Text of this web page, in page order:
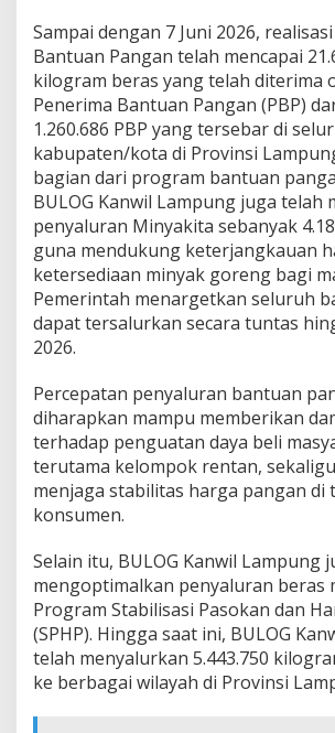
Sampai dengan 7 Juni 2026,
Bantuan Pangan telah mencapai
kilogram beras yang telah diterima
Penerima Bantuan Pangan (PBP)
1.260.686 PBP yang tersebar di
kabupaten/kota di Provinsi
bagian dari program bantuan
BULOG Kanwil Lampung juga telah
penyaluran Minyakita sebanyak
guna mendukung keterjangkauan
ketersediaan minyak goreng bagi
Pemerintah menargetkan seluruh
dapat tersalurkan secara tuntas
2026.
Percepatan penyaluran bantuan
diharapkan mampu memberikan
terhadap penguatan daya beli
terutama kelompok rentan,
menjaga stabilitas harga pangan di
konsumen.
Selain itu, BULOG Kanwil Lampung
mengoptimalkan penyaluran beras
Program Stabilisasi Pasokan dan
(SPHP). Hingga saat ini, BULOG
telah menyalurkan 5.443.750
ke berbagai wilayah di Provinsi